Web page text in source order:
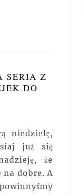
SERIA Z
DO
niedzielę,
już się
że
na dobre. A